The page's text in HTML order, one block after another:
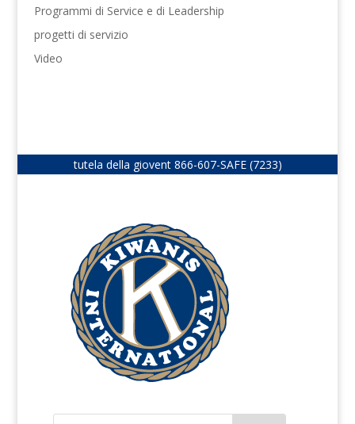
Programmi di Service e di Leadership
progetti di servizio
Video
tutela della giovent 866-607-SAFE (7233)